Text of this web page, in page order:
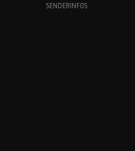
SENDERINFOS